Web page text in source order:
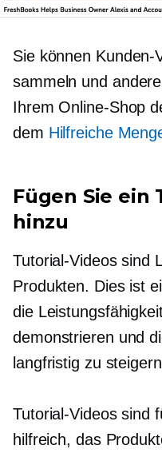
Sie können Kunden-
sammeln und
Ihrem Online-Shop
dem Hilfreiche
Fügen Sie ein
hinzu
Tutorial-Videos sind
Produkten. Dies ist
die
demonstrieren und
langfristig zu
Tutorial-Videos sind
hilfreich, das